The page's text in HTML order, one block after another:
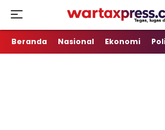
WartaXpress
Tegas, Lugas dan
Beranda Nasional Ekonomi